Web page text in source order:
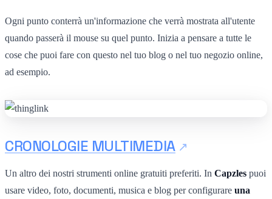
Ogni punto conterrà un'informazione che verrà mostrata all'utente
quando passerà il mouse su quel punto. Inizia a pensare a tutte le
cose che puoi fare con questo nel tuo blog o nel tuo negozio online,
ad esempio.
CRONOLOGIE MULTIMEDIA
Un altro dei nostri strumenti online gratuiti preferiti. In Capzles puoi
usare video, foto, documenti, musica e blog per configurare una